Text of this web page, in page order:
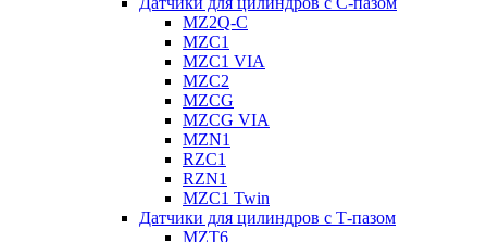
MZ2Q-C
MZC1
MZC1 VIA
MZC2
MZCG
MZCG VIA
MZN1
RZC1
RZN1
MZC1 Twin
Датчики для цилиндров с Т-пазом
MZT6